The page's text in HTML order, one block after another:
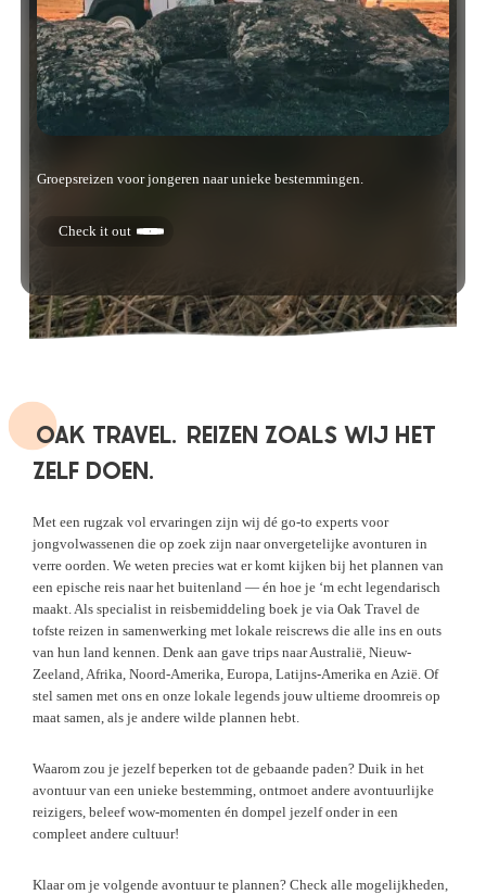
Groepsreizen voor jongeren naar unieke bestemmingen.
Check it out
OAK TRAVEL. REIZEN ZOALS WIJ HET
ZELF DOEN.
Met een rugzak vol ervaringen zijn wij dé go-to experts voor
jongvolwassenen die op zoek zijn naar onvergetelijke avonturen in
verre oorden. We weten precies wat er komt kijken bij het plannen van
een epische reis naar het buitenland — én hoe je ‘m echt legendarisch
maakt. Als specialist in reisbemiddeling boek je via Oak Travel de
tofste reizen in samenwerking met lokale reiscrews die alle ins en outs
van hun land kennen. Denk aan gave trips naar Australië, Nieuw-
Zeeland, Afrika, Noord-Amerika, Europa, Latijns-Amerika en Azië. Of
stel samen met ons en onze lokale legends jouw ultieme droomreis op
maat samen, als je andere wilde plannen hebt.
Waarom zou je jezelf beperken tot de gebaande paden? Duik in het
avontuur van een unieke bestemming, ontmoet andere avontuurlijke
reizigers, beleef wow-momenten én dompel jezelf onder in een
compleet andere cultuur!
Klaar om je volgende avontuur te plannen? Check alle mogelijkheden,